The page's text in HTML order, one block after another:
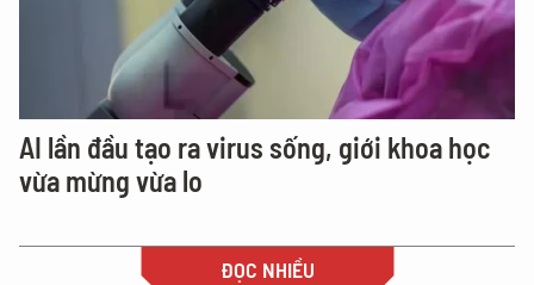
AI lần đầu tạo ra virus sống, giới khoa học
vừa mừng vừa lo
ĐỌC NHIỀU